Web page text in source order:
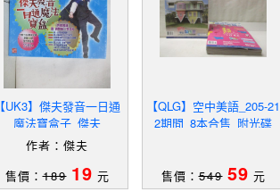
【UK3】傑夫發音一日通
魔法寶盒子_傑夫
作者：傑夫
售價：189 19 元
【QLG】空中美語_205-21
2期間_8本合售_附光碟
售價：549 59 元